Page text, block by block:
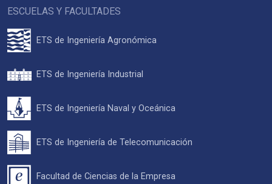
ESCUELAS Y FACULTADES
ETS de Ingeniería Agronómica
ETS de Ingeniería Industrial
ETS de Ingeniería Naval y Oceánica
ETS de Ingeniería de Telecomunicación
Facultad de Ciencias de la Empresa